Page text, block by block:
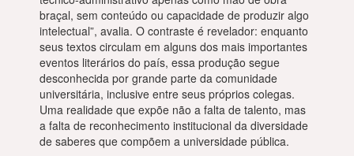
braçal, sem conteúdo ou capacidade de produzir algo
intelectual”, avalia. O contraste é revelador: enquanto
seus textos circulam em alguns dos mais importantes
eventos literários do país, essa produção segue
desconhecida por grande parte da comunidade
universitária, inclusive entre seus próprios colegas.
Uma realidade que expõe não a falta de talento, mas
a falta de reconhecimento institucional da diversidade
de saberes que compõem a universidade pública.